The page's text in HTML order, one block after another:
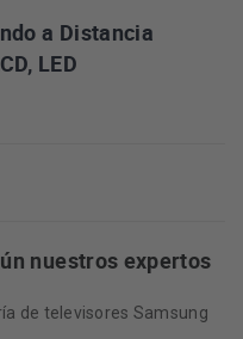
a Distancia
LED
nuestros expertos
de televisores Samsung